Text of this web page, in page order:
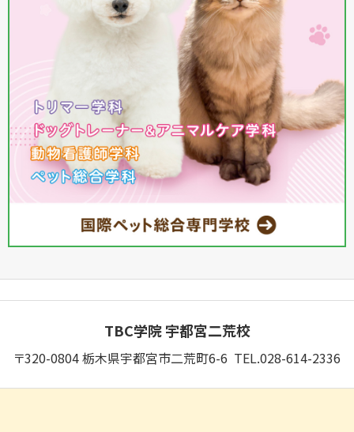
TBC学院 宇都宮二荒校
〒320-0804 栃木県宇都宮市二荒町6-6 TEL.028-614-2336